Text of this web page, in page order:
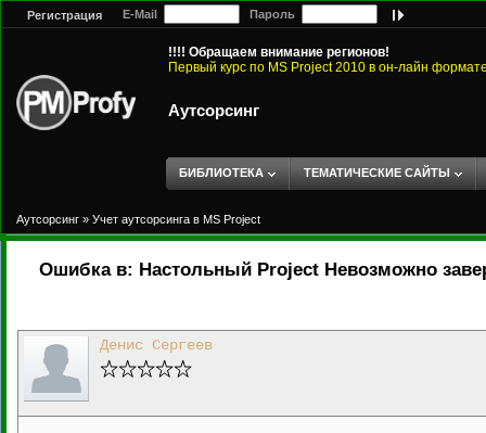
Регистрация E-Mail Пароль
!!!! Обращаем внимание регионов!
Первый курс по MS Project 2010 в он-лайн
Аутсорсинг
БИБЛИОТЕКА ТЕМАТИЧЕСКИЕ САЙТЫ
Аутсорсинг » Учет аутсорсинга в MS Project
Ошибка в: Настольный Project Невозможно
Денис Сергеев